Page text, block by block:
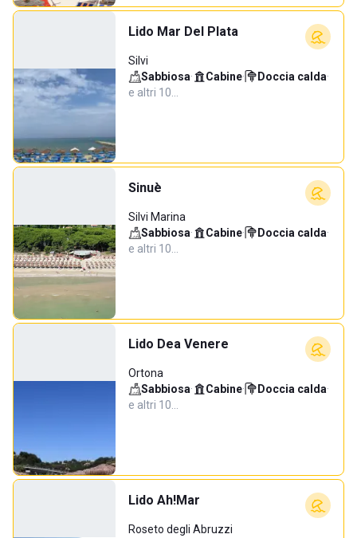
Lido Mar Del Plata
Silvi
Sabbiosa· Cabine· Doccia calda·
e altri 10…
Sinuè
Silvi Marina
Sabbiosa· Cabine· Doccia calda·
e altri 10…
Lido Dea Venere
Ortona
Sabbiosa· Cabine· Doccia calda·
e altri 10…
Lido Ah!Mar
Roseto degli Abruzzi